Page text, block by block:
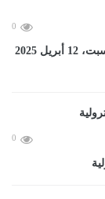
0
حظك اليوم.. توقعات الابراج الأحد 13-4-2025اليوم السبت، 12 أبريل 2025
0